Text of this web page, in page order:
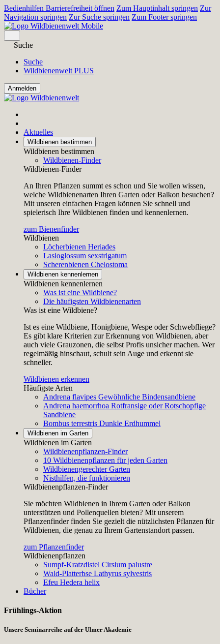
Bedienhilfen Barrierefreiheit öffnen Zum Hauptinhalt springen Zur
Navigation springen Zur Suche springen Zum Footer springen
Suche
Suche
Wildbienenwelt PLUS
Aktuelles
Wildbienen bestimmen
Wildbienen bestimmen
Wildbienen-Finder
Wildbienen-Finder
An Ihren Pflanzen summt es schon und Sie wollen wissen,
welche Wildbienenarten Ihren Garten oder Balkon besuchen?
Mit unseren einfachen Fragen können Sie schnell und
spielerisch Ihre Wildbienen finden und kennenlernen.
zum Bienenfinder
Wildbienen
Löcherbienen Heriades
Lasioglossum sexstrigatum
Scherenbienen Chelostoma
Wildbienen kennenlernen
Wildbienen kennenlernen
Was ist eine Wildbiene?
Die häufigsten Wildbienenarten
Was ist eine Wildbiene?
Ist es eine Wildbiene, Honigbiene, Wespe oder Schwebfliege?
Es gibt klare Kriterien zur Erkennung von Wildbienen, aber
auch viele Grauzonen, die selbst Profis unsicher machen. Wer
regelmäßig hinschaut, schult sein Auge und erkennt sie
schneller.
Wildbienen erkennen
Häufigste Arten
Andrena flavipes Gewöhnliche Bindensandbiene
Andrena haemorrhoa Rotfransige oder Rotschopfige
Sandbiene
Bombus terrestris Dunkle Erdhummel
Wildbienen im Garten
Wildbienen im Garten
Wildbienenpflanzen-Finder
10 Wildbienenpflanzen für jeden Garten
Wildbienengerechter Garten
Nisthilfen, die funktionieren
Wildbienenpflanzen-Finder
Sie möchten Wildbienen in Ihrem Garten oder Balkon
unterstützen und Pollenquellen bieten? Mit unserem
Pflanzenfinder finden Sie gezielt die nützlichsten Pflanzen für
Wildbienen, die genau zu Ihrem Gartenstandort passen.
zum Pflanzenfinder
Wildbienenpflanzen
Sumpf-Kratzdistel Cirsium palustre
Wald-Platterbse Lathyrus sylvestris
Efeu Hedera helix
Bücher
Frühlings-Aktion
Unsere Seminarreihe auf der Ulmer Akademie